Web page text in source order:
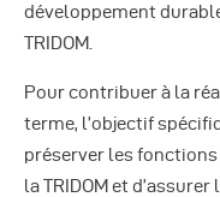
développement
TRIDOM.
Pour contribuer à la
terme, l’objectif
préserver les
la TRIDOM et